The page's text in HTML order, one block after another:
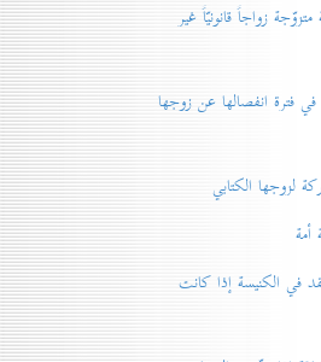
زواجاً قانونيّاً غير
انفصالها عن زوجها
لزوجها الكتابي
الكنيسة إذا كانت